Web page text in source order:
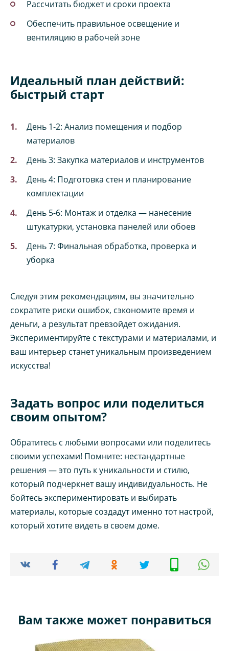
Рассчитать бюджет и сроки проекта
Обеспечить правильное освещение и
вентиляцию в рабочей зоне
Идеальный план действий:
быстрый старт
День 1-2: Анализ помещения и подбор
материалов
День 3: Закупка материалов и инструментов
День 4: Подготовка стен и планирование
комплектации
День 5-6: Монтаж и отделка — нанесение
штукатурки, установка панелей или обоев
День 7: Финальная обработка, проверка и
уборка
Следуя этим рекомендациям, вы значительно
сократите риски ошибок, сэкономите время и
деньги, а результат превзойдет ожидания.
Экспериментируйте с текстурами и материалами, и
ваш интерьер станет уникальным произведением
искусства!
Задать вопрос или поделиться
своим опытом?
Обратитесь с любыми вопросами или поделитесь
своими успехами! Помните: нестандартные
решения — это путь к уникальности и стилю,
который подчеркнет вашу индивидуальность. Не
бойтесь экспериментировать и выбирать
материалы, которые создадут именно тот настрой,
который хотите видеть в своем доме.
Вам также может понравиться